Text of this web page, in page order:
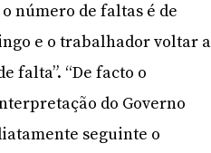
número de faltas é de
e o trabalhador voltar
falta”. “De facto o
do Governo
seguinte o